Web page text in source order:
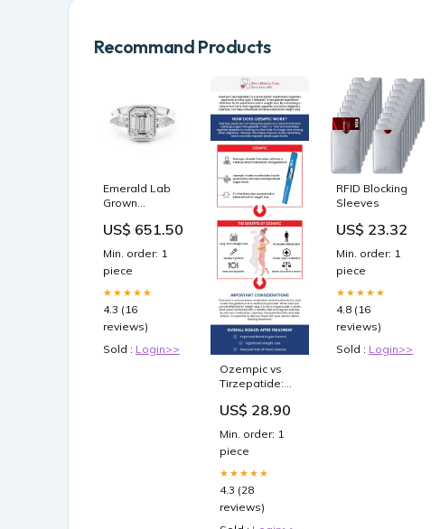
Recommand Products
Emerald Lab
Grown
Engagement
Ring Center
Stone:3.0 CT
US$ 651.50
Min. order: 1
piece
★★★★★
4.3 (16
reviews)
Sold : Login>>
Ozempic vs
Tirzepatide:
Right Weight
loss Treatment
US$ 28.90
Min. order: 1
piece
★★★★★
4.3 (28
reviews)
RFID Blocking
Sleeves
US$ 23.32
Min. order: 1
piece
★★★★★
4.8 (16
reviews)
Sold : Login>>